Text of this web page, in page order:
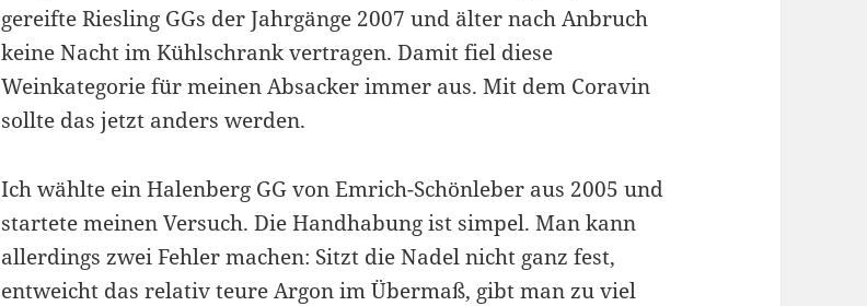
gereifte Riesling GGs der Jahrgänge 2007 und älter nach Anbruch
keine Nacht im Kühlschrank vertragen. Damit fiel diese
Weinkategorie für meinen Absacker immer aus. Mit dem Coravin
sollte das jetzt anders werden.
Ich wählte ein Halenberg GG von Emrich-Schönleber aus 2005 und
startete meinen Versuch. Die Handhabung ist simpel. Man kann
allerdings zwei Fehler machen: Sitzt die Nadel nicht ganz fest,
entweicht das relativ teure Argon im Übermaß, gibt man zu viel